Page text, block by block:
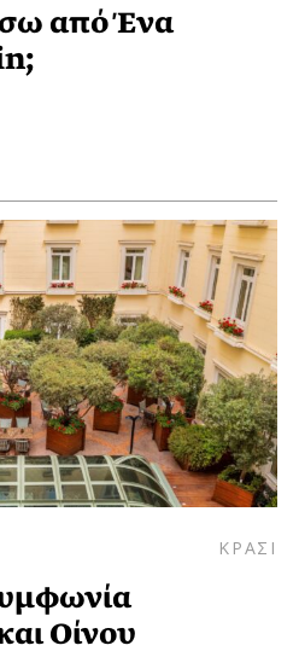
από Ένα
ΚΡΑΣΙ
Οίνου